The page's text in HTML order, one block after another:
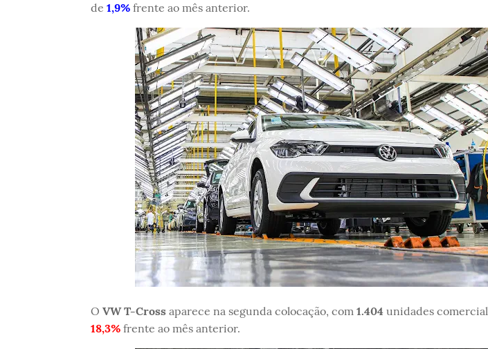
de 1,9%frente ao mês anterior.
O VW T-Crossaparece na segunda colocação, com 1.404unidades
18,3%frente ao mês anterior.